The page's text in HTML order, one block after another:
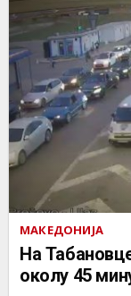
МАКЕДОНИЈА
На
околу 45